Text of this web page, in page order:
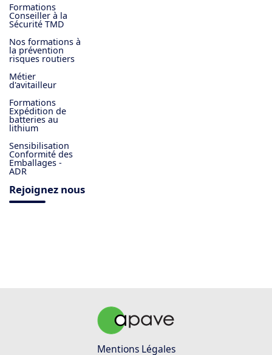
Formations
Conseiller à la
Sécurité TMD
Nos formations à
la prévention
risques routiers
Métier
d'avitailleur
Formations
Expédition de
batteries au
lithium
Sensibilisation
Conformité des
Emballages -
ADR
Rejoignez nous
Mentions Légales